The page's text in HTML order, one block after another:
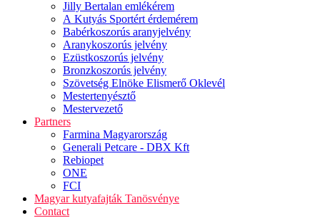
Jilly Bertalan emlékérem
A Kutyás Sportért érdemérem
Babérkoszorús aranyjelvény
Aranykoszorús jelvény
Ezüstkoszorús jelvény
Bronzkoszorús jelvény
Szövetség Elnöke Elismerő Oklevél
Mestertenyésztő
Mestervezető
Partners
Farmina Magyarország
Generali Petcare - DBX Kft
Rebiopet
ONE
FCI
Magyar kutyafajták Tanösvénye
Contact